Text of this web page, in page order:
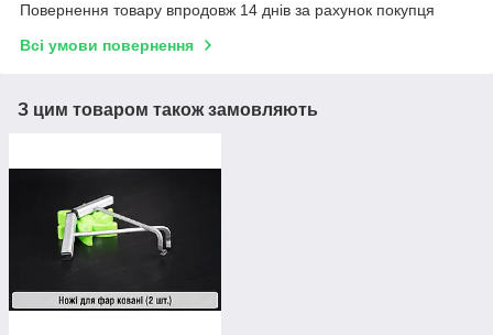
Повернення товару впродовж 14 днів за рахунок покупця
Всі умови повернення
З цим товаром також замовляють